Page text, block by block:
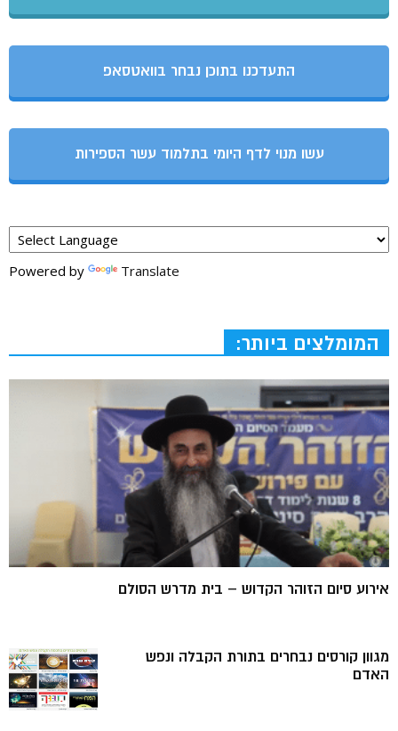
התעדכנו בתוכן נבחר בוואטסאפ
עשו מנוי לדף היומי בתלמוד עשר הספירות
Powered by Translate
המומלצים ביותר:
אירוע סיום הזוהר הקדוש – בית מדרש הסולם
מגוון קורסים נבחרים בתורת הקבלה ונפש
האדם